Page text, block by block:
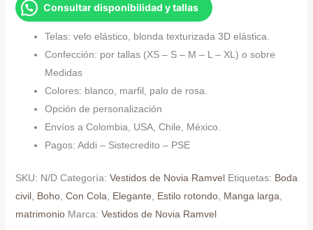
cola Consultar disponibilidad y tallas
Telas: velo elástico, blonda texturizada 3D elástica.
Confección: por tallas (XS – S – M – L – XL) o sobre
Medidas
Colores: blanco, marfil, palo de rosa.
Opción de personalización
Envíos a Colombia, USA, Chile, México.
Pagos: Addi – Sistecredito – PSE
SKU: N/D Categoría: Vestidos de Novia Ramvel Etiquetas: Boda
civil, Boho, Con Cola Elegante Estilo rotondo, Manga larga
matrimonio Marca: Vestidos de Novia Ramvel